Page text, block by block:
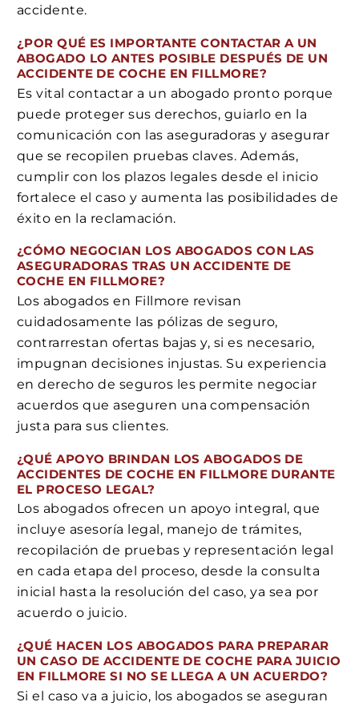
accidente.
¿POR QUÉ ES IMPORTANTE CONTACTAR A UN
ABOGADO LO ANTES POSIBLE DESPUÉS DE UN
ACCIDENTE DE COCHE EN FILLMORE?
Es vital contactar a un abogado pronto porque
puede proteger sus derechos, guiarlo en la
comunicación con las aseguradoras y asegurar
que se recopilen pruebas claves. Además,
cumplir con los plazos legales desde el inicio
fortalece el caso y aumenta las posibilidades de
éxito en la reclamación.
¿CÓMO NEGOCIAN LOS ABOGADOS CON LAS
ASEGURADORAS TRAS UN ACCIDENTE DE
COCHE EN FILLMORE?
Los abogados en Fillmore revisan
cuidadosamente las pólizas de seguro,
contrarrestan ofertas bajas y, si es necesario,
impugnan decisiones injustas. Su experiencia
en derecho de seguros les permite negociar
acuerdos que aseguren una compensación
justa para sus clientes.
¿QUÉ APOYO BRINDAN LOS ABOGADOS DE
ACCIDENTES DE COCHE EN FILLMORE DURANTE
EL PROCESO LEGAL?
Los abogados ofrecen un apoyo integral, que
incluye asesoría legal, manejo de trámites,
recopilación de pruebas y representación legal
en cada etapa del proceso, desde la consulta
inicial hasta la resolución del caso, ya sea por
acuerdo o juicio.
¿QUÉ HACEN LOS ABOGADOS PARA PREPARAR
UN CASO DE ACCIDENTE DE COCHE PARA JUICIO
EN FILLMORE SI NO SE LLEGA A UN ACUERDO?
Si el caso va a juicio, los abogados se aseguran